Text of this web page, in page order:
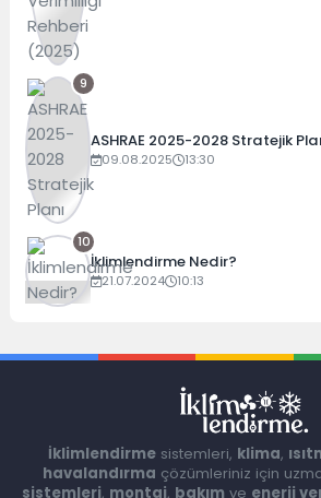
9
ASHRAE 2025-2028 Stratejik
09.08.2025 13:30
10
İklimlendirme Nedir?
21.07.2024 10:13
İklimlendirme sistemleri, klima,
havalandırma çözümleriniz için
sistemleri, montaj, bakım ve enerji